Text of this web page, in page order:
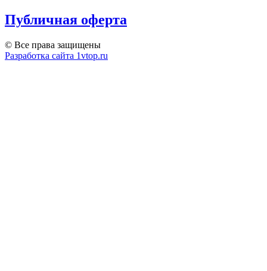
Публичная оферта
© Все права защищены
Разработка сайта 1vtop.ru